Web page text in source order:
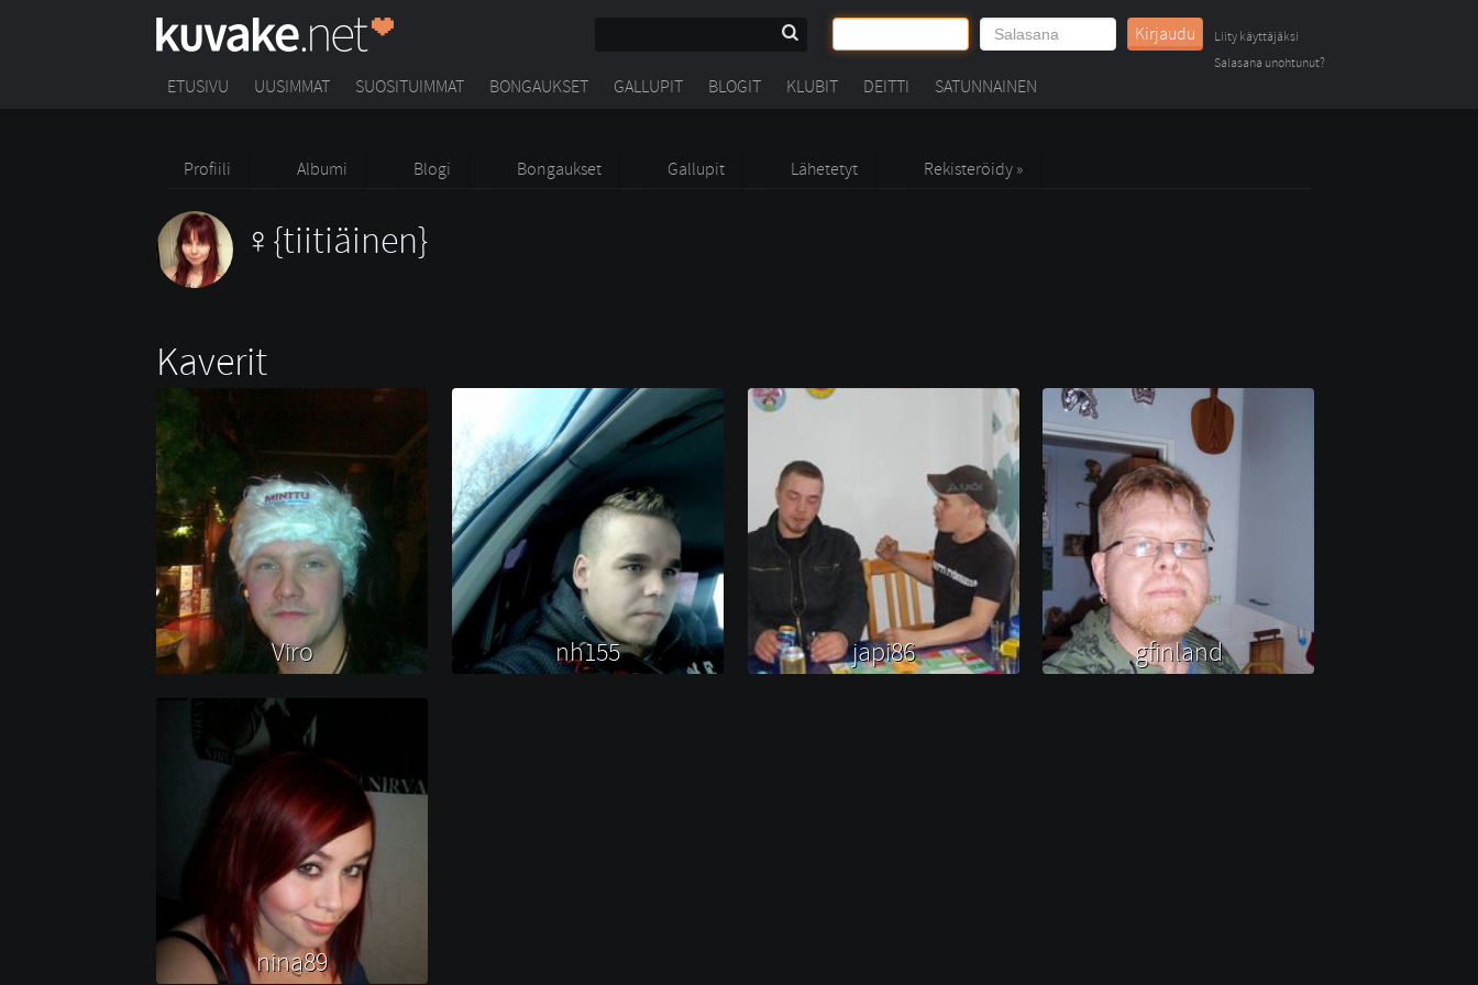
Kirjaudu
Liity käyttäjäksi
Salasana unohtunut?
ETUSIVU UUSIMMAT SUOSITUIMMAT BONGAUKSET GALLUPIT BLOGIT KLUBIT DEITTI SATUNNAINEN
Profiili Albumi Blogi Bongaukset Gallupit Lähetetyt Rekisteröidy »
{tiitiäinen}
Kaverit
Viro nh155 japi86 gfinland
nina89